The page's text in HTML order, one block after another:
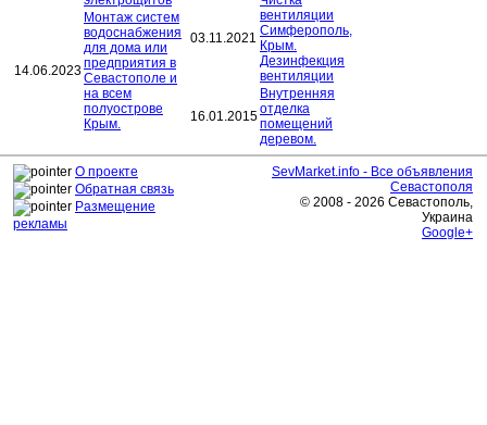
14.06.2023
Монтаж систем
водоснабжения
для дома или
предприятия в
Севастополе и
на всем
полуострове
Крым.
03.11.2021
вентиляции
Симферополь,
Крым.
Дезинфекция
вентиляции
16.01.2015
Внутренняя
отделка
помещений
деревом.
О проекте
Обратная связь
Размещение
рекламы
SevMarket.info - Все объявления
Севастополя
© 2008 - 2026 Севастополь,
Украина
Google+